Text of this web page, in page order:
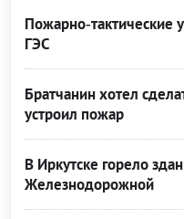
Пожарно‑тактические
ГЭС
Братчанин хотел
устроил пожар
В Иркутске горело
Железнодорожной